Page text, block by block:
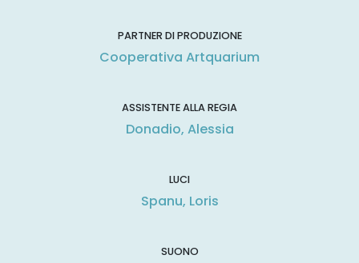
PARTNER DI PRODUZIONE
Cooperativa Artquarium
ASSISTENTE ALLA REGIA
Donadio, Alessia
LUCI
Spanu, Loris
SUONO